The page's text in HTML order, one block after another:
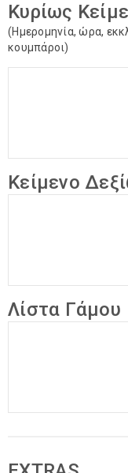
Κυρίως
(Ημερομηνία, ώρα,
κουμπάροι)
Κείμενο
Λίστα Γάμου